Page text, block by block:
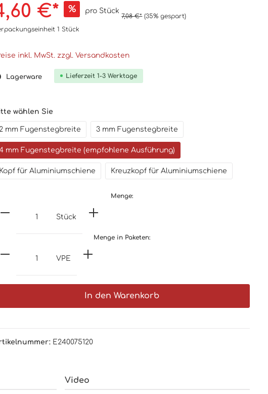
€* % pro Stück
7,08 €* (35% gespart)
1 Stück
inkl. MwSt. zzgl. Versandkosten
Lagerware Lieferzeit 1-3 Werktage
wählen Sie
2 mm Fugenstegbreite 3 mm Fugenstegbreite
mm Fugenstegbreite (empfohlene Ausführung)
Kopf für Aluminiumschiene Kreuzkopf für Aluminiumschiene
Menge:
Stück
Menge in Paketen:
VPE
In den Warenkorb
E240075120
Video